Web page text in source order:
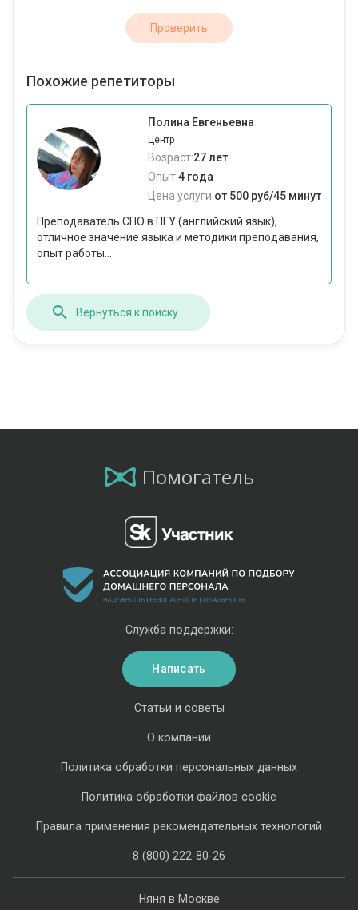
Проверить
Похожие репетиторы
Полина Евгеньевна
Центр
Возраст:27 лет
Опыт:4 года
Цена услуги:от 500 руб/45 минут
Преподаватель СПО в ПГУ (английский язык),
отличное значение языка и методики преподавания,
опыт работы...
Вернуться к поиску
Помогатель
Няня в Москве
Статьи и советы
О компании
Политика обработки персональных данных
Политика обработки файлов cookie
Правила применения рекомендательных технологий
8 (800) 222-80-26
Служба поддержки:
Написать